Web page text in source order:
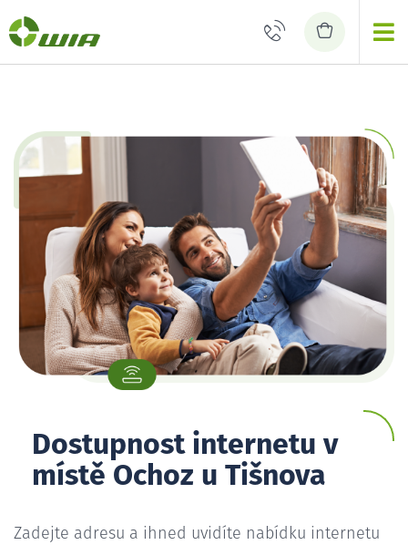
Dostupnost internetu v
místě Ochoz u Tišnova
Zadejte adresu a ihned uvidíte nabídku internetu